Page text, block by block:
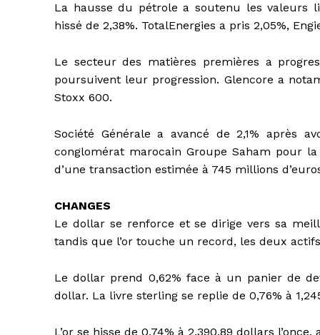
La hausse du pétrole a soutenu les valeurs
hissé de 2,38%. TotalEnergies a pris 2,05%,
Le secteur des matières premières a
poursuivent leur progression. Glencore a
Stoxx 600.
Société Générale a avancé de 2,1% après
conglomérat marocain Groupe Saham pour
d’une transaction estimée à 745 millions
CHANGES
Le dollar se renforce et se dirige vers sa
tandis que l’or touche un record, les deux
Le dollar prend 0,62% face à un panier de
dollar. La livre sterling se replie de 0,76% à
L’or se hisse de 0,74% à 2.390,89 dollars